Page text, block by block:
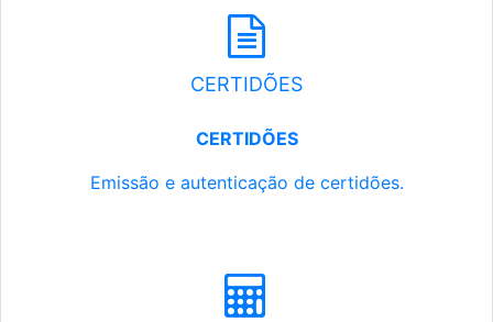
CERTIDÕES
CERTIDÕES
Emissão e autenticação de certidões.